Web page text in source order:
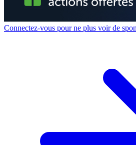
Connectez-vous pour ne plus voir de